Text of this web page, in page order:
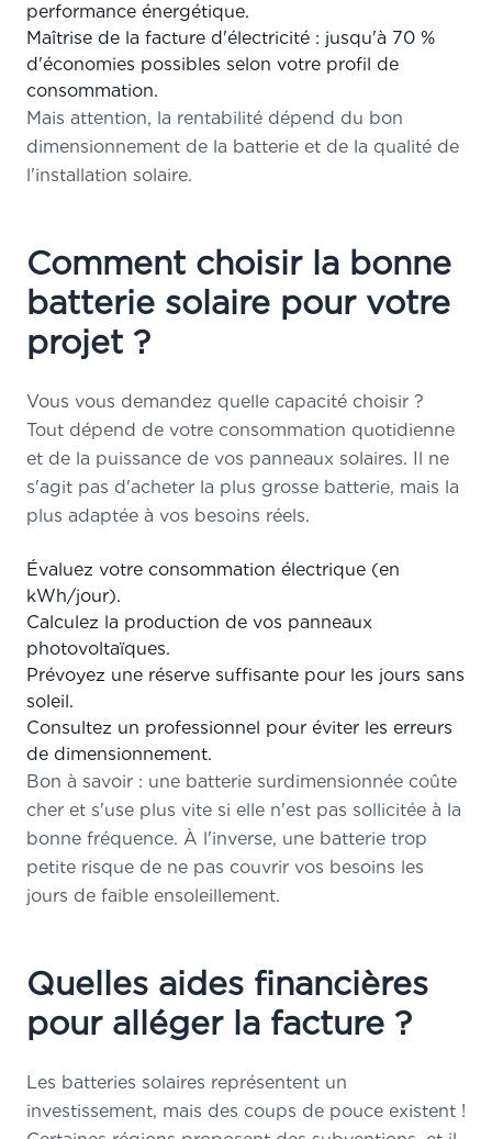
performance énergétique.
Maîtrise de la facture d'électricité : jusqu'à 70 %
d'économies possibles selon votre profil de
consommation.
Mais attention, la rentabilité dépend du bon
dimensionnement de la batterie et de la qualité de
l'installation solaire.
Comment choisir la bonne
batterie solaire pour votre
projet ?
Vous vous demandez quelle capacité choisir ?
Tout dépend de votre consommation quotidienne
et de la puissance de vos panneaux solaires. Il ne
s'agit pas d'acheter la plus grosse batterie, mais la
plus adaptée à vos besoins réels.
Évaluez votre consommation électrique (en
kWh/jour).
Calculez la production de vos panneaux
photovoltaïques.
Prévoyez une réserve suffisante pour les jours sans
soleil.
Consultez un professionnel pour éviter les erreurs
de dimensionnement.
Bon à savoir : une batterie surdimensionnée coûte
cher et s'use plus vite si elle n'est pas sollicitée à la
bonne fréquence. À l'inverse, une batterie trop
petite risque de ne pas couvrir vos besoins les
jours de faible ensoleillement.
Quelles aides financières
pour alléger la facture ?
Les batteries solaires représentent un
investissement, mais des coups de pouce existent !